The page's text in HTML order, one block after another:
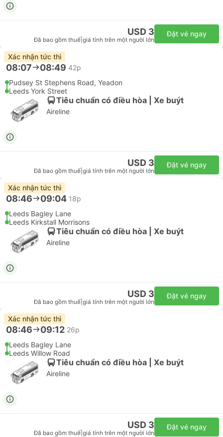
USD 3
Đã bao gồm thuế giá tính trên một người lớn
Đặt vé ngay
Xác nhận tức thì
08:07 08:49 42p
Pudsey St Stephens Road, Yeadon
Leeds York Street
Tiêu chuẩn có điều hòa | Xe buýt
Aireline
USD 3
Đã bao gồm thuế giá tính trên một người lớn
Đặt vé ngay
Xác nhận tức thì
08:46 09:04 18p
Leeds Bagley Lane
Leeds Kirkstall Morrisons
Tiêu chuẩn có điều hòa | Xe buýt
Aireline
USD 3
Đã bao gồm thuế giá tính trên một người lớn
Đặt vé ngay
Xác nhận tức thì
08:46 09:12 26p
Leeds Bagley Lane
Leeds Willow Road
Tiêu chuẩn có điều hòa | Xe buýt
Aireline
USD 3
Đã bao gồm thuế giá tính trên một người lớn
Đặt vé ngay